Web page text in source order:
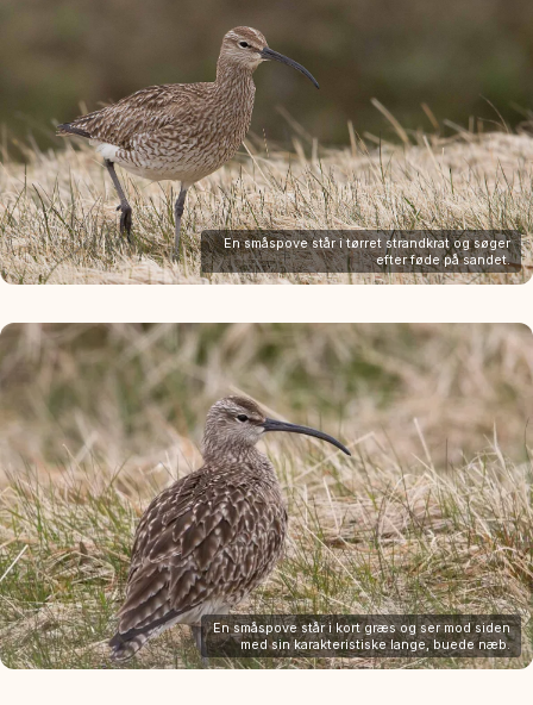
En småspove står i tørret strandkrat og søger
efter føde på sandet.
En småspove står i kort græs og ser mod siden
med sin karakteristiske lange, buede næb.